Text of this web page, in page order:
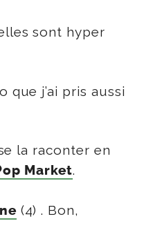
sont hyper
que j’ai pris aussi
la raconter en
Market.
(4) . Bon,